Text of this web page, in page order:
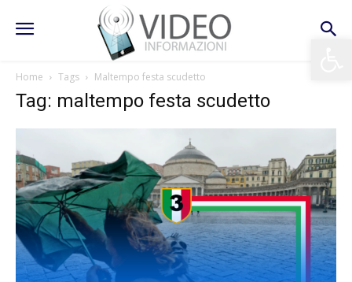
Home Tags Maltempo festa scudetto
Tag: maltempo festa scudetto